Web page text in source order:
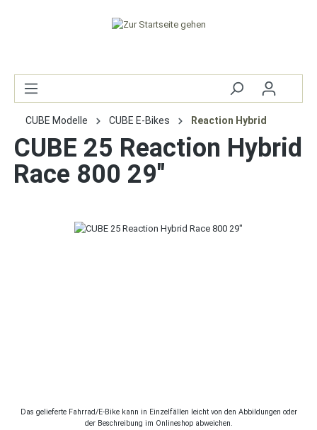
CUBE Modelle CUBE E-Bikes Reaction Hybrid
CUBE 25 Reaction Hybrid
Race 800 29"
Das gelieferte Fahrrad/E-Bike kann in Einzelfällen leicht von den Abbildungen oder
der Beschreibung im Onlineshop abweichen.